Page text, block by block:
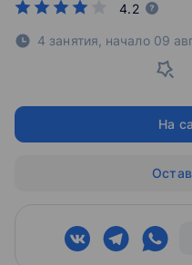
4.2
4 занятия, начало 09
На